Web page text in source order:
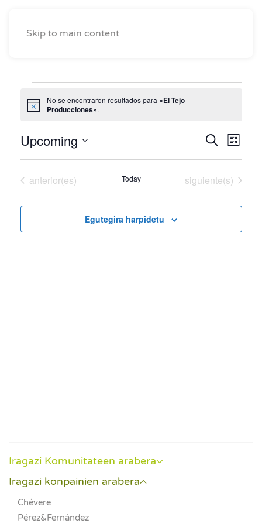
Skip to main content
Eventos
Notice
No se encontraron resultados para «El Tejo
Producciones».
de
y
vistas
Buscar
de
Lista
Upcoming
Seleccionar
Eventos
anterior(es) Today Eventos
siguiente(s)
Egutegira harpidetu
Iragazi Komunitateen arabera
Iragazi konpainien arabera
Chévere
Pérez&Fernández